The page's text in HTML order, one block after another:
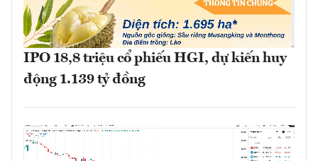
IPO 18,8 triệu cổ phiếu HGI, dự kiến huy
động 1.139 tỷ đồng